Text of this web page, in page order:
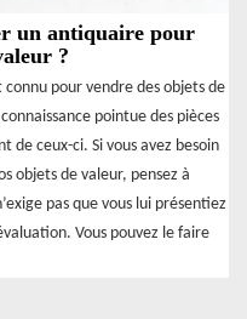
un antiquaire pour
?
pour vendre des objets de
pointue des pièces
de ceux-ci. Si vous avez besoin
objets de valeur, pensez à
pas que vous lui présentiez
Vous pouvez le faire